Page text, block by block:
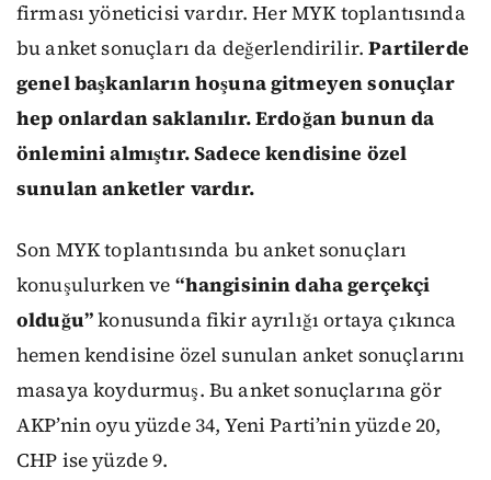
firması yöneticisi vardır. Her MYK toplantısında
bu anket sonuçları da değerlendirilir.Partilerde
genel başkanların hoşuna gitmeyen sonuçlar
hep onlardan saklanılır. Erdoğan bunun da
önlemini almıştır. Sadece kendisine özel
sunulan anketler vardır.
Son MYK toplantısında bu anket sonuçları
konuşulurken ve “hangisinin daha gerçekçi
olduğu”konusunda fikir ayrılığı ortaya çıkınca
hemen kendisine özel sunulan anket sonuçlarını
masaya koydurmuş. Bu anket sonuçlarına gör
AKP’nin oyu yüzde 34, Yeni Parti’nin yüzde 20,
CHP ise yüzde 9.